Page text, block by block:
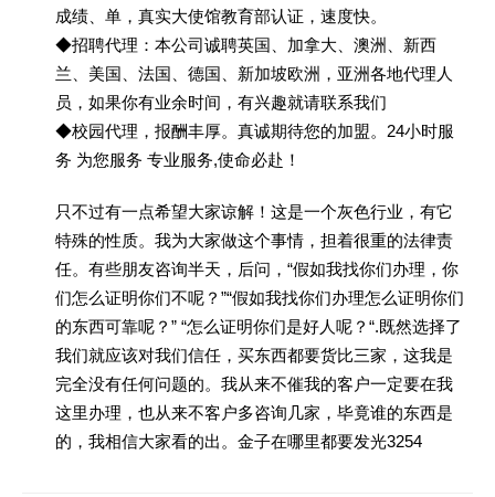
成绩、单，真实大使馆教育部认证，速度快。
◆招聘代理：本公司诚聘英国、加拿大、澳洲、新西
兰、美国、法国、德国、新加坡欧洲，亚洲各地代理人
员，如果你有业余时间，有兴趣就请联系我们
◆校园代理，报酬丰厚。真诚期待您的加盟。24小时服
务 为您服务 专业服务,使命必赴！
只不过有一点希望大家谅解！这是一个灰色行业，有它
特殊的性质。我为大家做这个事情，担着很重的法律责
任。有些朋友咨询半天，后问，“假如我找你们办理，你
们怎么证明你们不呢？”“假如我找你们办理怎么证明你们
的东西可靠呢？” “怎么证明你们是好人呢？“.既然选择了
我们就应该对我们信任，买东西都要货比三家，这我是
完全没有任何问题的。我从来不催我的客户一定要在我
这里办理，也从来不客户多咨询几家，毕竟谁的东西是
的，我相信大家看的出。金子在哪里都要发光3254